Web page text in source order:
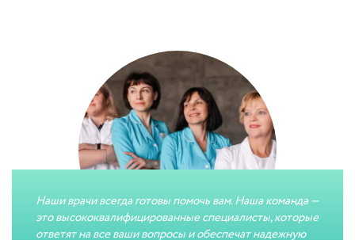
Наши врачи всегда готовы помочь вам. Наша команда —
это высококвалифицированные специалисты, которые
ответят на все ваши вопросы и обеспечат надежную